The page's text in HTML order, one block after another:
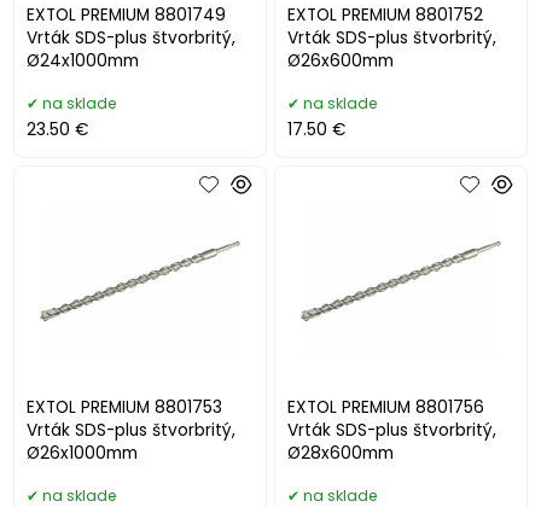
EXTOL PREMIUM 8801749
Vrták SDS-plus štvorbritý,
Ø24x1000mm
na sklade
23.50 €
EXTOL PREMIUM 8801752
Vrták SDS-plus štvorbritý,
Ø26x600mm
na sklade
17.50 €
EXTOL PREMIUM 8801753
Vrták SDS-plus štvorbritý,
Ø26x1000mm
na sklade
EXTOL PREMIUM 8801756
Vrták SDS-plus štvorbritý,
Ø28x600mm
na sklade